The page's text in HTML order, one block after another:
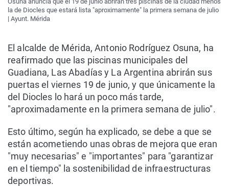
la de Diocles que estará lista "aproximamente" la primera semana de julio
| Ayunt. Mérida
El alcalde de Mérida, Antonio Rodríguez Osuna, ha
reafirmado que las piscinas municipales del
Guadiana, Las Abadías y La Argentina abrirán sus
puertas el viernes 19 de junio, y que únicamente la
del Diocles lo hará un poco más tarde,
"aproximadamente en la primera semana de julio".
Esto último, según ha explicado, se debe a que se
están acometiendo unas obras de mejora que eran
"muy necesarias" e "importantes" para "garantizar
en el tiempo" la sostenibilidad de infraestructuras
deportivas.